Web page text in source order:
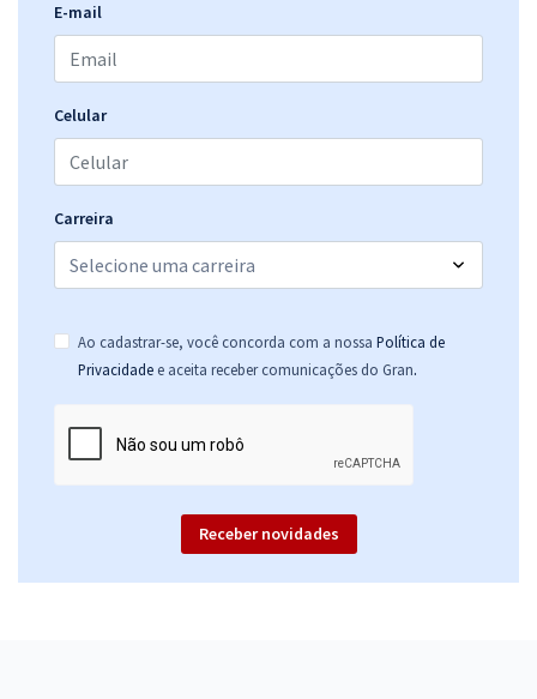
E-mail
Celular
Carreira
Ao cadastrar-se, você concorda com a nossa Política de
Privacidade e aceita receber comunicações do Gran.
Receber novidades